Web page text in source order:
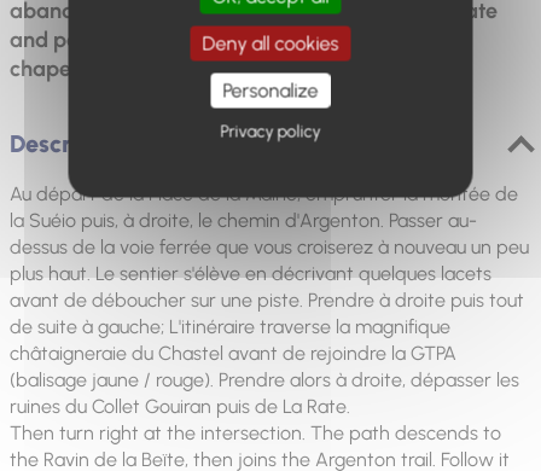
abandoned hamlets of Collet Gouiran and La Rate
and passes close to the ruins of the Saint Pierre
chapel built on a sandstone rock.
Description
Au départ de la Place de la Mairie, emprunter la montée de
la Suéio puis, à droite, le chemin d'Argenton. Passer au-
dessus de la voie ferrée que vous croiserez à nouveau un peu
plus haut. Le sentier s'élève en décrivant quelques lacets
avant de déboucher sur une piste. Prendre à droite puis tout
de suite à gauche; L'itinéraire traverse la magnifique
châtaigneraie du Chastel avant de rejoindre la GTPA
(balisage jaune / rouge). Prendre alors à droite, dépasser les
ruines du Collet Gouiran puis de La Rate.
Then turn right at the intersection. The path descends to
the Ravin de la Beïte, then joins the Argenton trail. Follow it
Deny all cookies
Personalize
Privacy policy